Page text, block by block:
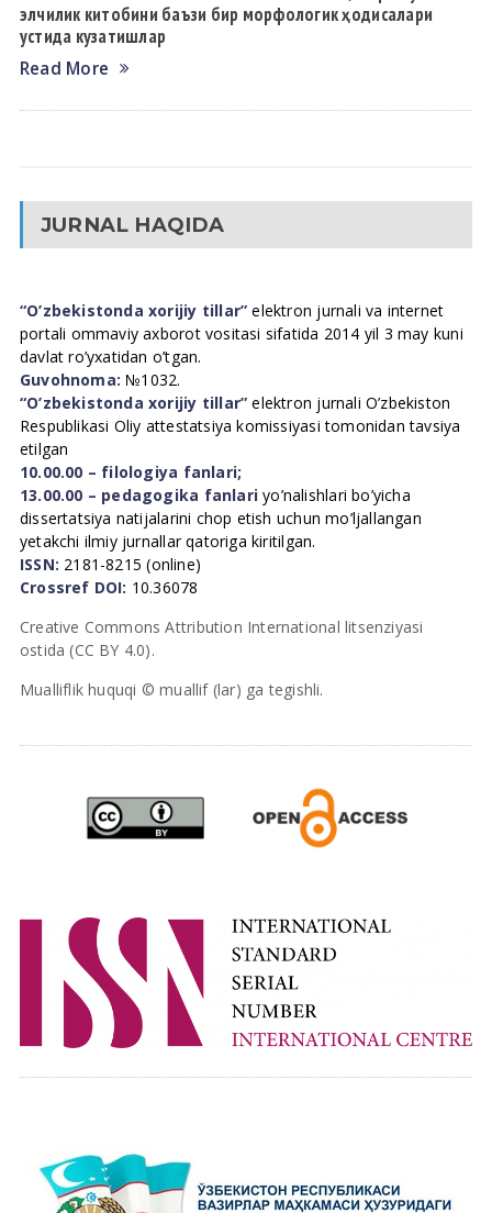
элчилик китобини баъзи бир морфологик ҳодисалари
устида кузатишлар
Read More
JURNAL HAQIDA
“O’zbekistonda xorijiy tillar” elektron jurnali va internet
portali ommaviy axborot vositasi sifatida 2014 yil 3 may kuni
davlat ro’yxatidan o’tgan.
Guvohnoma: №1032.
“O’zbekistonda xorijiy tillar” elektron jurnali O’zbekiston
Respublikasi Oliy attestatsiya komissiyasi tomonidan tavsiya
etilgan
10.00.00 – filologiya fanlari;
13.00.00 – pedagogika fanlari yo’nalishlari bo’yicha
dissertatsiya natijalarini chop etish uchun mo’ljallangan
yetakchi ilmiy jurnallar qatoriga kiritilgan.
ISSN: 2181-8215 (online)
Crossref DOI: 10.36078
Creative Commons Attribution International litsenziyasi
ostida (CC BY 4.0).
Mualliflik huquqi © muallif (lar) ga tegishli.